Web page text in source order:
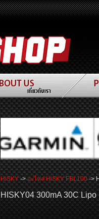
HiSKY->อะไหล่ HiSKY FBL100->
HISKY04 300mA 30C